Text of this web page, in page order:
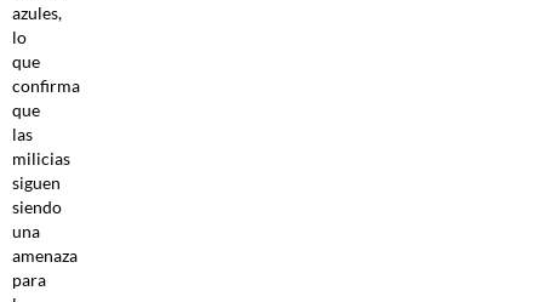
azules,
lo
que
confirma
que
las
milicias
siguen
siendo
una
amenaza
para